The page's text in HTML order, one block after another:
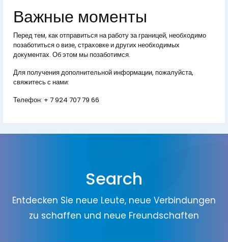
Важные моменты
Перед тем, как отправиться на работу за границей, необходимо
позаботиться о визе, страховке и других необходимых
документах. Об этом мы позаботимся.
Для получения дополнительной информации, пожалуйста,
свяжитесь с нами:
Телефон: + 7 924 707 79 66
Search
Entdecken Sie neue Leute, neue Verbindungen
zu schaffen und neue Freundschaften